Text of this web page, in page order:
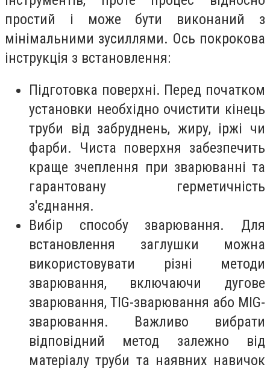
простий і може бути виконаний з
мінімальними зусиллями. Ось покрокова
інструкція з встановлення:
Підготовка поверхні. Перед початком
установки необхідно очистити кінець
труби від забруднень, жиру, іржі чи
фарби. Чиста поверхня забезпечить
краще зчеплення при зварюванні та
гарантовану герметичність
з'єднання.
Вибір способу зварювання. Для
встановлення заглушки можна
використовувати різні методи
зварювання, включаючи дугове
зварювання, TIG-зварювання або MIG-
зварювання. Важливо вибрати
відповідний метод залежно від
матеріалу труби та наявних навичок